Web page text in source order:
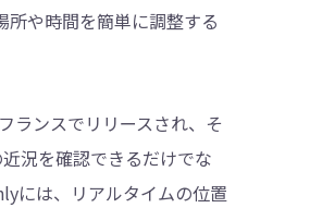
や時間を簡単に調整する
ランスでリリースされ、そ
況を確認できるだけでな
には、リアルタイムの位置